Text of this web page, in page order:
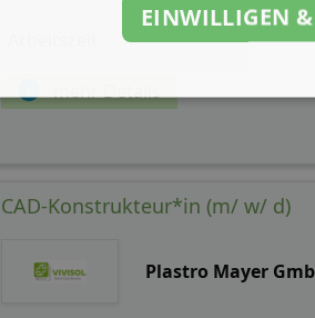
mehr Details
CAD-Konstrukteur*in (m/ w/ d)
Plastro Mayer
EINWILLIGEN